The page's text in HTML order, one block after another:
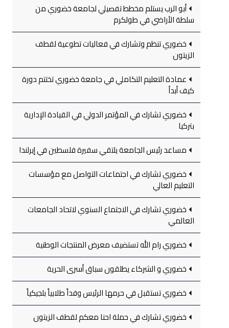
أبو الرب يستلم مخطط تفصيلي لجامعة خضوري من
سلطة الأراضي في طولكرم
خضوري تنظم وتشارك في فعاليات تطوعية لقطف
الزيتون
عمادة التعليم التكاملي في جامعة خضوري تختتم دورة
كيف أبدأ
خضوري تشارك في المؤتمر الدولي في القيادة الإدارية
بتركيا
مساعد رئيس الجامعة يلتقي سفيرة فلسطين في إيرلندا
خضوري تشارك في اجتماعات التواصل مع مؤسسات
التعليم العالي
خضوري تشارك في الاجتماع السنوي لاتحاد الجامعات
العالمي
خضوري رام الله تستضيف معرض المنتجات الوطنية
خضوري و الشركاء يطلقون سباق أسرى الحرية
خضوري تستقبل في حرمها الرئيس وفداً طلابياً بلجيكياً
خضوري تشارك في حملة احنا معكم لقطف الزيتون